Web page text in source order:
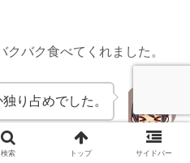
バク食べてくれました。
り占めでした。
検索 トップ サイドバー